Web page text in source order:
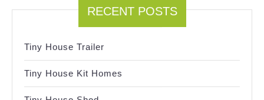
RECENT POSTS
Tiny House Trailer
Tiny House Kit Homes